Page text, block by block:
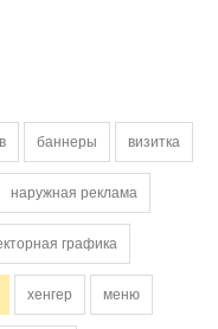
баннеры визитка
наружная реклама
графика
хенгер меню